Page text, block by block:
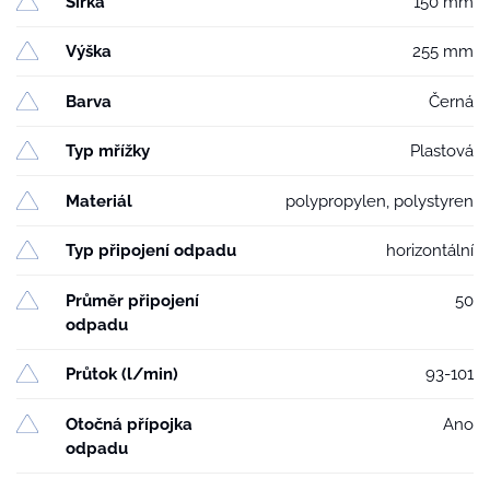
Výška 255 mm
Barva Černá
Typ mřížky Plastová
Materiál polypropylen, polystyren
Typ připojení odpadu horizontální
Průměr připojení
odpadu
50
Průtok (l/min) 93-101
Otočná přípojka
odpadu
Ano